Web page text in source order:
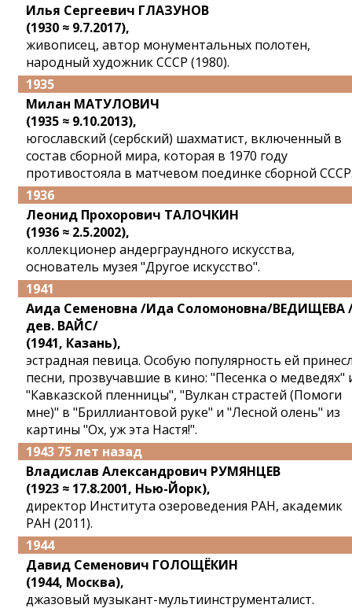
Илья Сергеевич ГЛАЗУНОВ
(1930 ≈ 9.7.2017),
живописец, автор монументальных полотен,
народный художник СССР (1980).
1935
Милан МАТУЛОВИЧ
(1935 ≈ 9.10.2013),
югославский (сербский) шахматист, включенный в
состав сборной мира, которая в 1970 году
противостояла в матчевом поединке сборной
1936
Леонид Прохорович ТАЛОЧКИН
(1936 ≈ 2.5.2002),
коллекционер андерграундного искусства,
основатель музея "Другое искусство".
1941
Аида Семеновна /Ида Соломоновна/ВЕДИЩЕВА
дев. ВАЙС/
(1941, Казань),
эстрадная певица. Особую популярность ей
песни, прозвучавшие в кино: "Песенка о медведях"
"Кавказской пленницы", "Вулкан страстей (Помоги
мне)" в "Бриллиантовой руке" и "Лесной олень" из
картины "Ох, уж эта Настя!".
1943 75 лет назад
Владислав Александрович РУМЯНЦЕВ
(1923 ≈ 17.8.2001, Нью-Йорк),
директор Института озероведения РАН, академик
РАН (2011).
1944
Давид Семенович ГОЛОЩЁКИН
(1944, Москва),
джазовый музыкант-мультиинструменталист.